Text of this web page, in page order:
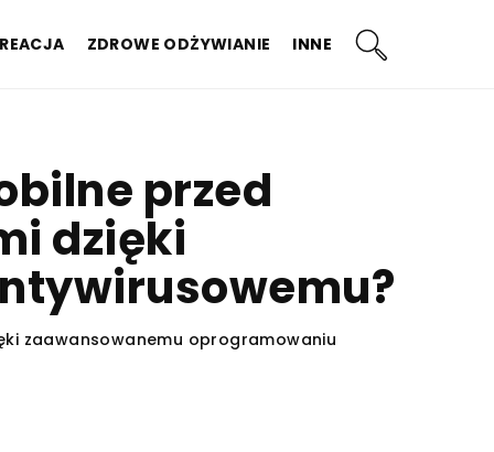
ZDROWE ODŻYWIANIE INNE
przed
dzięki
zaawansowanemu oprogramowaniu